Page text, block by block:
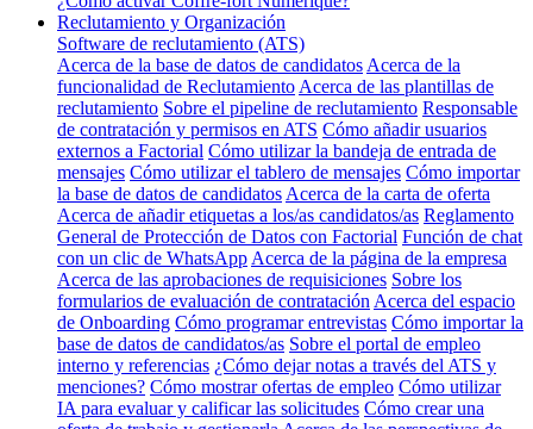
Reclutamiento y Organización
Software de reclutamiento (ATS)
Acerca de la base de datos de candidatos Acerca de la
funcionalidad de Reclutamiento Acerca de las plantillas de
reclutamiento Sobre el pipeline de reclutamiento Responsable
de contratación y permisos en ATS Cómo añadir usuarios
externos a Factorial Cómo utilizar la bandeja de entrada de
mensajes Cómo utilizar el tablero de mensajes Cómo importar
la base de datos de candidatos Acerca de la carta de oferta
Acerca de añadir etiquetas a los/as candidatos/as Reglamento
General de Protección de Datos con Factorial Función de chat
con un clic de WhatsApp Acerca de la página de la empresa
Acerca de las aprobaciones de requisiciones Sobre los
formularios de evaluación de contratación Acerca del espacio
de Onboarding Cómo programar entrevistas Cómo importar la
base de datos de candidatos/as Sobre el portal de empleo
interno y referencias ¿Cómo dejar notas a través del ATS y
menciones? Cómo mostrar ofertas de empleo Cómo utilizar
IA para evaluar y calificar las solicitudes Cómo crear una